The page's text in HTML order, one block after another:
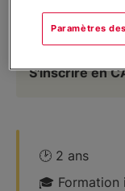
boulanger
S'inscrire en
🕑 2 ans
🎓 Formation
Paramètres